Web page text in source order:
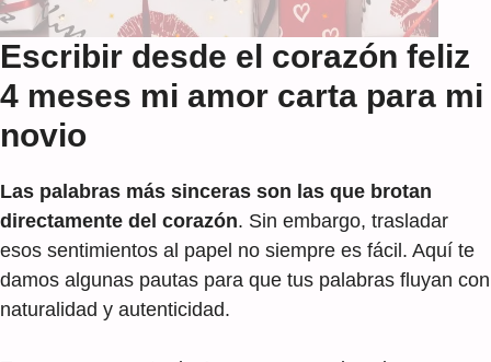
Escribir desde el corazón feliz
4 meses mi amor carta para mi
novio
Las palabras más sinceras son las que brotan
directamente del corazón. Sin embargo, trasladar
esos sentimientos al papel no siempre es fácil. Aquí te
damos algunas pautas para que tus palabras fluyan con
naturalidad y autenticidad.